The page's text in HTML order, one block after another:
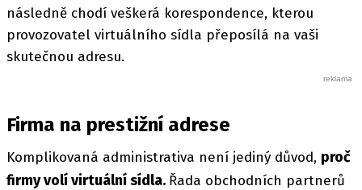
následně chodí veškerá korespondence, kterou
provozovatel virtuálního sídla přeposílá na vaši
skutečnou adresu.
Firma na prestižní adrese
Komplikovaná administrativa není jediný důvod, proč
firmy volí virtuální sídla. Řada obchodních partnerů